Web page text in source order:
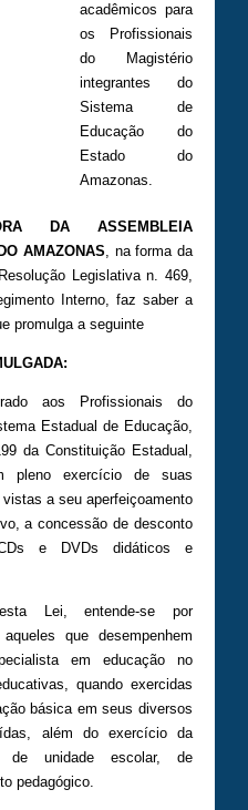
acadêmicos para
os Profissionais
do Magistério
integrantes do
Sistema de
Educação do
Estado do
Amazonas.
DA ASSEMBLEIA
AMAZONAS , na forma da
Legislativa n. 469,
Interno, faz saber a
promulga a seguinte
aos Profissionais do
Estadual de Educação,
da Constituição Estadual,
exercício de suas
a seu aperfeiçoamento
a concessão de desconto
e DVDs didáticos e
Lei, entende-se por
que desempenhem
em educação no
quando exercidas
básica em seus diversos
além do exercício da
unidade escolar, de
pedagógico.